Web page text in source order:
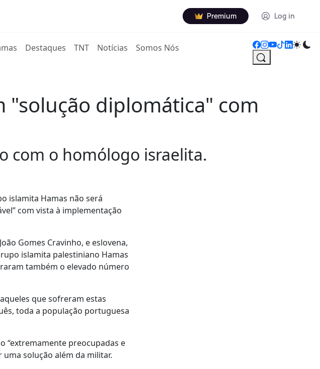
Premium Log in
Destaques TNT Notícias Somos Nós
"solução diplomática" com
com o homólogo israelita.
islamita Hamas não será
com vista à implementação
Gomes Cravinho, e eslovena,
islamita palestiniano Hamas
também o elevado número
que sofreram estas
toda a população portuguesa
“extremamente preocupadas e
solução além da militar.